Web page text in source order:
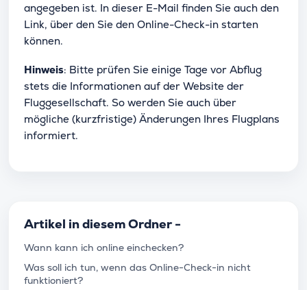
angegeben ist. In dieser E-Mail finden Sie auch den
Link, über den Sie den Online-Check-in starten
können.
Hinweis: Bitte prüfen Sie einige Tage vor Abflug
stets die Informationen auf der Website der
Fluggesellschaft. So werden Sie auch über
mögliche (kurzfristige) Änderungen Ihres Flugplans
informiert.
Artikel in diesem Ordner -
Wann kann ich online einchecken?
Was soll ich tun, wenn das Online-Check-in nicht
funktioniert?